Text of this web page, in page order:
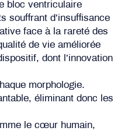
bloc ventriculaire
souffrant d’insuffisance
face à la rareté des
de vie améliorée
dont l’innovation
morphologie.
éliminant donc les
le cœur humain,